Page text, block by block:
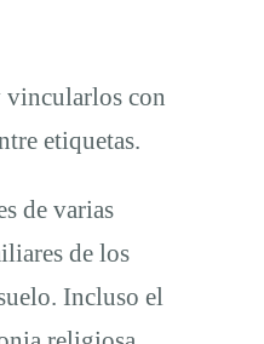
vincularlos con
etiquetas.
de varias
de los
Incluso el